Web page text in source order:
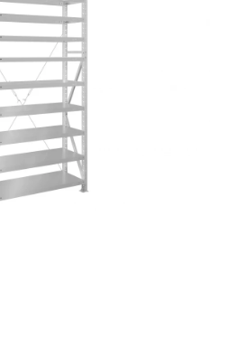
ТЕЛЕЖКИ
МЕБЕЛЬ